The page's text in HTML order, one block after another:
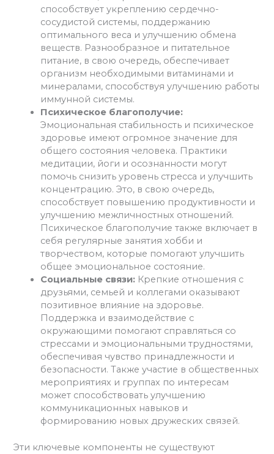
способствует укреплению сердечно-
сосудистой системы, поддержанию
оптимального веса и улучшению обмена
веществ. Разнообразное и питательное
питание, в свою очередь, обеспечивает
организм необходимыми витаминами и
минералами, способствуя улучшению работы
иммунной системы.
Психическое благополучие:
Эмоциональная стабильность и психическое
здоровье имеют огромное значение для
общего состояния человека. Практики
медитации, йоги и осознанности могут
помочь снизить уровень стресса и улучшить
концентрацию. Это, в свою очередь,
способствует повышению продуктивности и
улучшению межличностных отношений.
Психическое благополучие также включает в
себя регулярные занятия хобби и
творчеством, которые помогают улучшить
общее эмоциональное состояние.
Социальные связи: Крепкие отношения с
друзьями, семьей и коллегами оказывают
позитивное влияние на здоровье.
Поддержка и взаимодействие с
окружающими помогают справляться со
стрессами и эмоциональными трудностями,
обеспечивая чувство принадлежности и
безопасности. Также участие в общественных
мероприятиях и группах по интересам
может способствовать улучшению
коммуникационных навыков и
формированию новых дружеских связей.
Эти ключевые компоненты не существуют